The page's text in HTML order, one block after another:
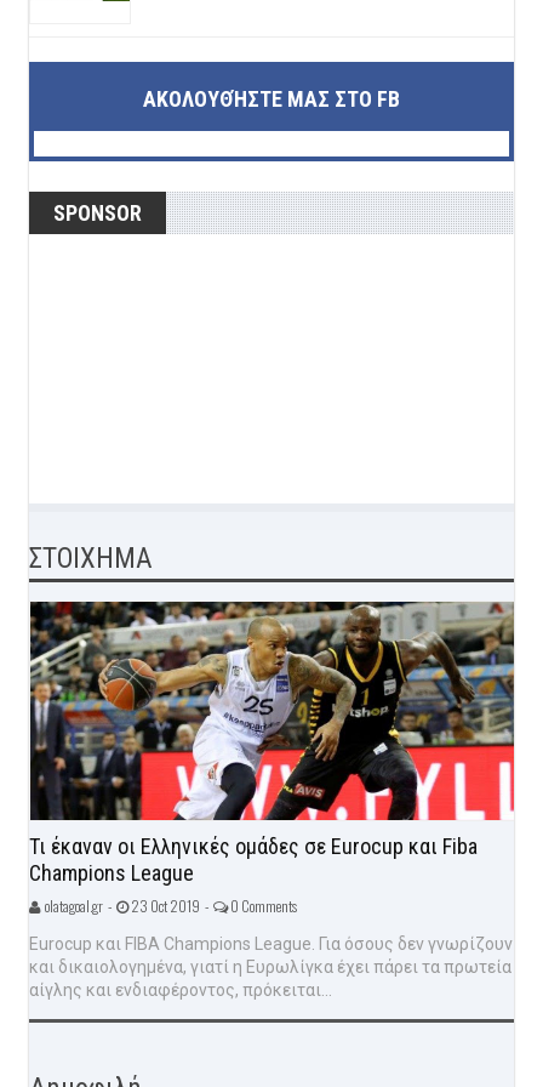
ΑΚΟΛΟΥΘΉΣΤΕ ΜΑΣ ΣΤΟ FB
SPONSOR
ΣΤΟΙΧΗΜΑ
Τι έκαναν οι Ελληνικές ομάδες σε Eurocup και Fiba
Champions League
olatagoal.gr - 23 Oct 2019 - 0 Comments
Eurocup και FIBA Champions League. Για όσους δεν γνωρίζουν
και δικαιολογημένα, γιατί η Ευρωλίγκα έχει πάρει τα πρωτεία
αίγλης και ενδιαφέροντος, πρόκειται...